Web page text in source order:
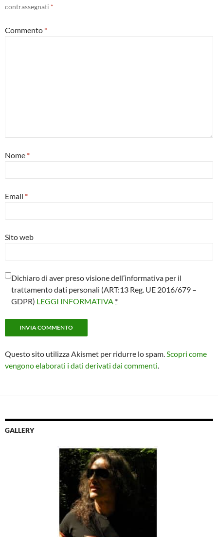
contrassegnati *
Commento *
Nome *
Email *
Sito web
Dichiaro di aver preso visione dell’informativa per il
trattamento dati personali (ART:13 Reg. UE 2016/679 –
GDPR) LEGGI INFORMATIVA *
Questo sito utilizza Akismet per ridurre lo spam.Scopri come
vengono elaborati i dati derivati dai commenti.
GALLERY